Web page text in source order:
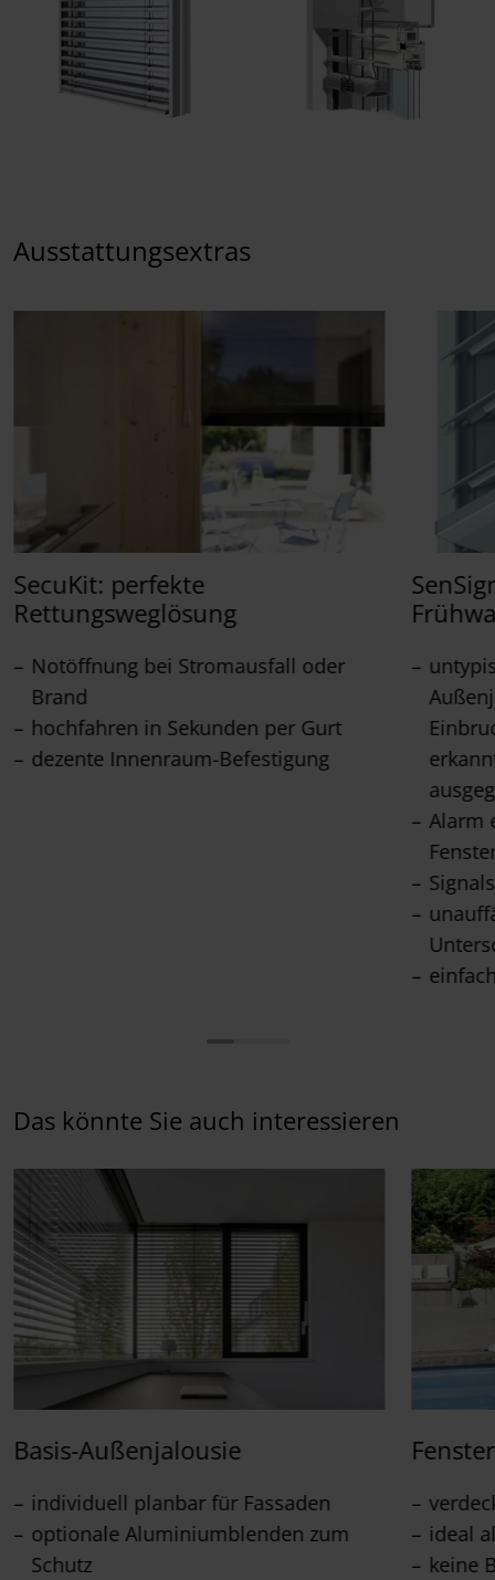
Ausstattungsextras
SecuKit: perfekte
Rettungsweglösung
Notöffnung bei Stromausfall oder
Brand
hochfahren in Sekunden per Gurt
dezente Innenraum-Befestigung
Alarm
Das könnte Sie auch interessieren
Basis-Außenjalousie
individuell planbar für Fassaden
optionale Aluminiumblenden zum
Schutz
ideal
keine